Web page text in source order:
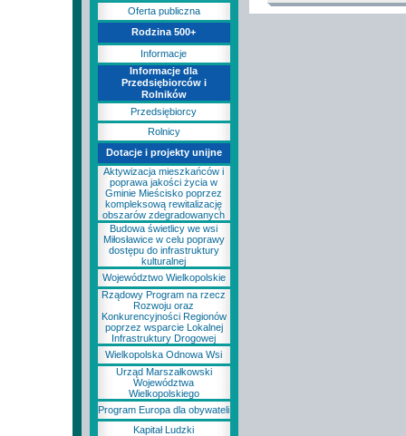
Oferta publiczna
Rodzina 500+
Informacje
Informacje dla
Przedsiębiorców i
Rolników
Przedsiębiorcy
Rolnicy
Dotacje i projekty unijne
Aktywizacja mieszkańców i
poprawa jakości życia w
Gminie Mieścisko poprzez
kompleksową rewitalizację
obszarów zdegradowanych
Budowa świetlicy we wsi
Miłosławice w celu poprawy
dostępu do infrastruktury
kulturalnej
Województwo Wielkopolskie
Rządowy Program na rzecz
Rozwoju oraz
Konkurencyjności Regionów
poprzez wsparcie Lokalnej
Infrastruktury Drogowej
Wielkopolska Odnowa Wsi
Urząd Marszałkowski
Województwa
Wielkopolskiego
Program Europa dla obywateli
Kapitał Ludzki